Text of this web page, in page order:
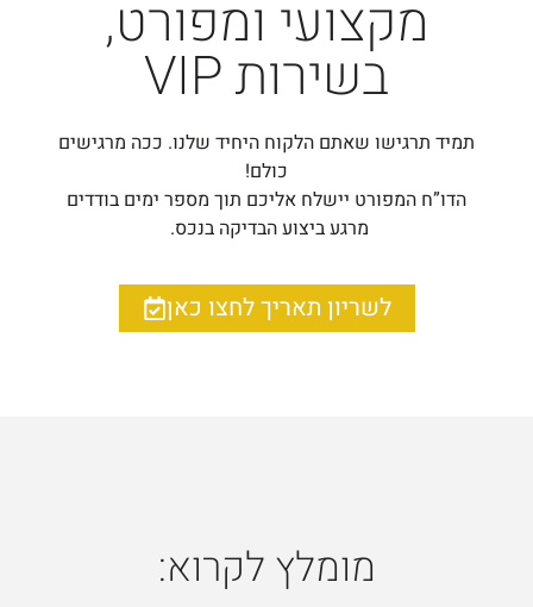
מקצועי ומפורט,
בשירות VIP
תמיד תרגישו שאתם הלקוח היחיד שלנו. ככה מרגישים
כולם!
הדו”ח המפורט יישלח אליכם תוך מספר ימים בודדים
מרגע ביצוע הבדיקה בנכס.
לשריון תאריך לחצו כאן
מומלץ לקרוא: